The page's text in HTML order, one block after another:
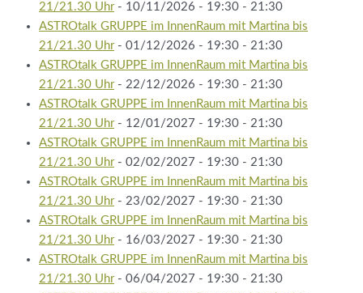
21/21.30 Uhr- 10/11/2026 - 19:30 - 21:30
ASTROtalk GRUPPE im InnenRaum mit Martina bis
21/21.30 Uhr- 01/12/2026 - 19:30 - 21:30
ASTROtalk GRUPPE im InnenRaum mit Martina bis
21/21.30 Uhr- 22/12/2026 - 19:30 - 21:30
ASTROtalk GRUPPE im InnenRaum mit Martina bis
21/21.30 Uhr- 12/01/2027 - 19:30 - 21:30
ASTROtalk GRUPPE im InnenRaum mit Martina bis
21/21.30 Uhr- 02/02/2027 - 19:30 - 21:30
ASTROtalk GRUPPE im InnenRaum mit Martina bis
21/21.30 Uhr- 23/02/2027 - 19:30 - 21:30
ASTROtalk GRUPPE im InnenRaum mit Martina bis
21/21.30 Uhr- 16/03/2027 - 19:30 - 21:30
ASTROtalk GRUPPE im InnenRaum mit Martina bis
21/21.30 Uhr- 06/04/2027 - 19:30 - 21:30